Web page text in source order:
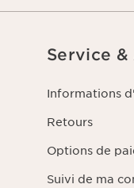
Service &
Informations
Retours
Options de
Suivi de ma